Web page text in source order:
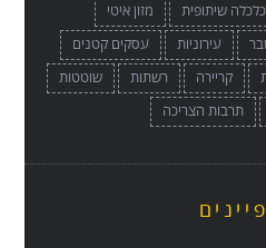
כלכלה שיתופית
מזון איטי
עירוניות
עסקים קטנים
קריירה רשתות
שוטטות
תרבות הצריכה